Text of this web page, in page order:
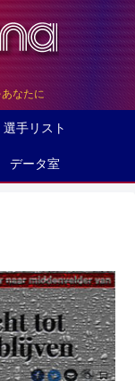
なたに
選手リスト
データ室